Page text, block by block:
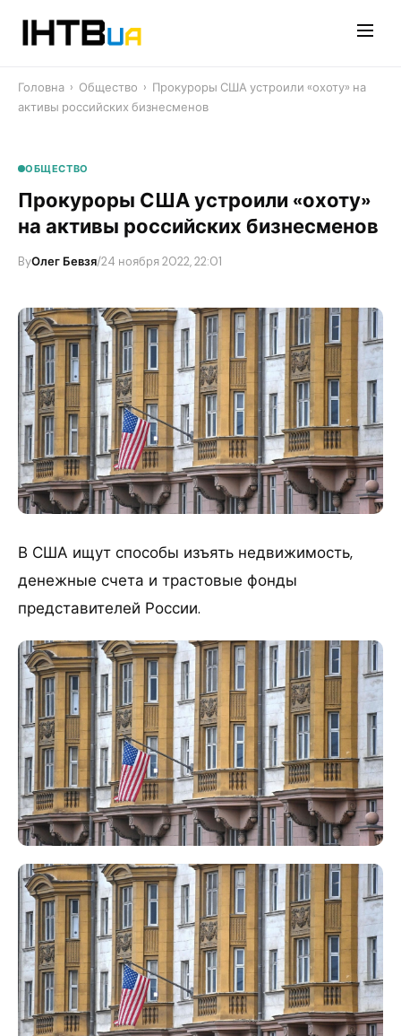
Головна › Общество › Прокуроры США устроили «охоту» на
активы российских бизнесменов
ОБЩЕСТВО
Прокуроры США устроили «охоту»
на активы российских бизнесменов
ByОлег Бевзя/24 ноября 2022, 22:01
В США ищут способы изъять недвижимость,
денежные счета и трастовые фонды
представителей России.